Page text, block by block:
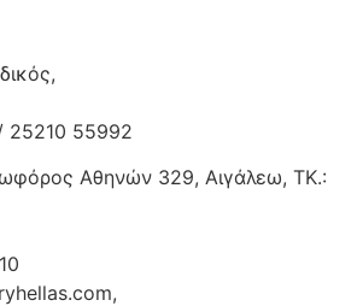
25210 55992
Αθηνών 329, Αιγάλεω, ΤΚ.: